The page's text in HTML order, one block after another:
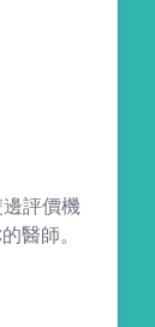
評價機
醫師。